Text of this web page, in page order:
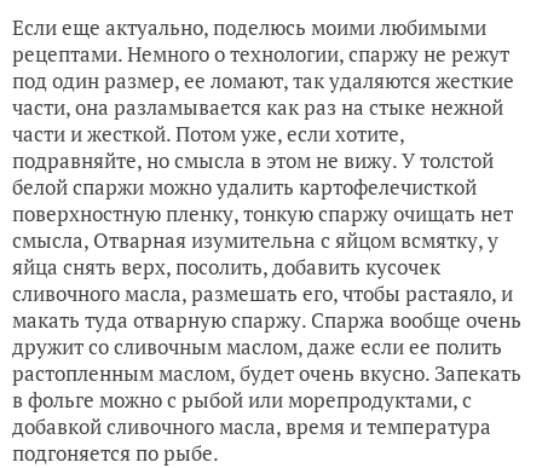
Если еще актуально, поделюсь моими любимыми
рецептами. Немного о технологии, спаржу не режут
под один размер, ее ломают, так удаляются жесткие
части, она разламывается как раз на стыке нежной
части и жесткой. Потом уже, если хотите,
подравняйте, но смысла в этом не вижу. У толстой
белой спаржи можно удалить картофелечисткой
поверхностную пленку, тонкую спаржу очищать нет
смысла, Отварная изумительна с яйцом всмятку, у
яйца снять верх, посолить, добавить кусочек
сливочного масла, размешать его, чтобы растаяло, и
макать туда отварную спаржу. Спаржа вообще очень
дружит со сливочным маслом, даже если ее полить
растопленным маслом, будет очень вкусно. Запекать
в фольге можно с рыбой или морепродуктами, с
добавкой сливочного масла, время и температура
подгоняется по рыбе.